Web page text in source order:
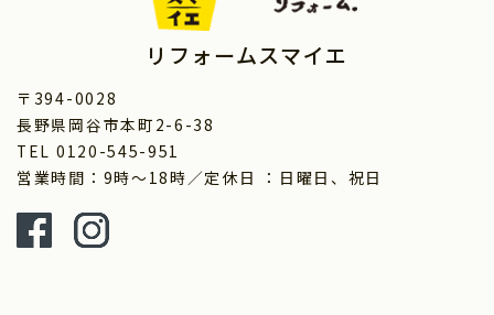
リフォームスマイエ
〒394-0028
長野県岡谷市本町2-6-38
TEL 0120-545-951
営業時間：9時～18時／定休日 ：日曜日、祝日